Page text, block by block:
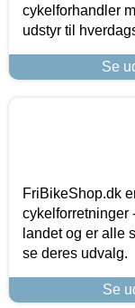
cykelforhandler
udstyr til
Se
FriBikeShop.dk
cykelforretninger
landet og er alle
se deres udvalg.
Se